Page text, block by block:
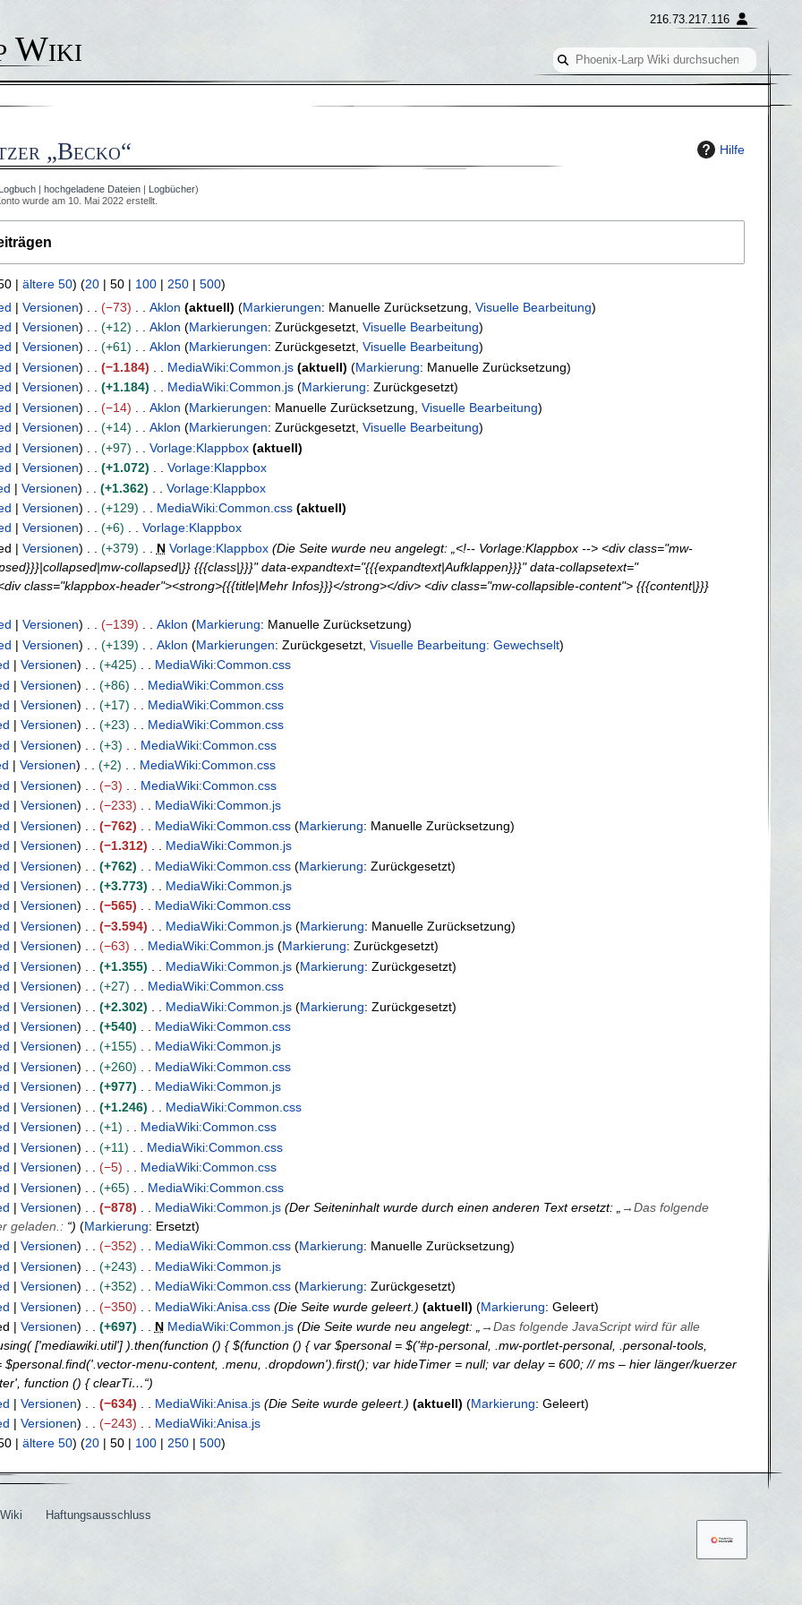
Wiki
216.73.217.116
Hilfe
„Becko“
hochgeladene Dateien
Logbücher
wurde am 10. Mai 2022 erstellt.
| ältere 50) (20| 50| 100| 250| 500)
Versionen −73
Aklon
aktuell Markierungen: Manuelle Zurücksetzung Visuelle Bearbeitung
Versionen +12
Aklon
Markierungen: Zurückgesetzt Visuelle Bearbeitung
Versionen +61
Aklon
Markierungen: Zurückgesetzt Visuelle Bearbeitung
Versionen −1.184
MediaWiki:Common.js aktuell Markierung: Manuelle Zurücksetzung
Versionen +1.184
MediaWiki:Common.js Markierung: Zurückgesetzt
Versionen −14
Aklon
Markierungen: Manuelle Zurücksetzung Visuelle Bearbeitung
Versionen +14
Aklon
Markierungen: Zurückgesetzt Visuelle Bearbeitung
Versionen +97
Vorlage:Klappbox aktuell
Versionen +1.072
Vorlage:Klappbox
Versionen +1.362
Vorlage:Klappbox
Versionen +129
MediaWiki:Common.css aktuell
Versionen +6
Vorlage:Klappbox
Versionen +379 N Vorlage:Klappbox Die Seite wurde neu angelegt: „<!-- Vorlage:Klappbox --> <div class="mw-
collapsed|}} {{{class|}}}" data-expandtext="{{{expandtext|Aufklappen}}}" data-collapsetext="
class="klappbox-header"><strong>{{{title|Mehr Infos}}}</strong></div> <div class="mw-collapsible-content"> {{{content|}}}
Versionen −139
Aklon
Markierung: Manuelle Zurücksetzung
Versionen +139
Aklon
Markierungen: Zurückgesetzt Visuelle Bearbeitung: Gewechselt
Versionen +425
MediaWiki:Common.css
Versionen +86
MediaWiki:Common.css
Versionen +17
MediaWiki:Common.css
Versionen +23
MediaWiki:Common.css
Versionen +3
MediaWiki:Common.css
Versionen +2
MediaWiki:Common.css
Versionen −3
MediaWiki:Common.css
Versionen −233
MediaWiki:Common.js
Versionen −762
MediaWiki:Common.css Markierung: Manuelle Zurücksetzung
Versionen −1.312
MediaWiki:Common.js
Versionen +762
MediaWiki:Common.css Markierung: Zurückgesetzt
Versionen +3.773
MediaWiki:Common.js
Versionen −565
MediaWiki:Common.css
Versionen −3.594
MediaWiki:Common.js Markierung: Manuelle Zurücksetzung
Versionen −63
MediaWiki:Common.js Markierung: Zurückgesetzt
Versionen +1.355
MediaWiki:Common.js Markierung: Zurückgesetzt
Versionen +27
MediaWiki:Common.css
Versionen +2.302
MediaWiki:Common.js Markierung: Zurückgesetzt
Versionen +540
MediaWiki:Common.css
Versionen +155
MediaWiki:Common.js
Versionen +260
MediaWiki:Common.css
Versionen +977
MediaWiki:Common.js
Versionen +1.246
MediaWiki:Common.css
Versionen +1
MediaWiki:Common.css
Versionen +11
MediaWiki:Common.css
Versionen −5
MediaWiki:Common.css
Versionen +65
MediaWiki:Common.css
Versionen −878 MediaWiki:Common.js Der Seiteninhalt wurde durch einen anderen Text ersetzt: „ →Das folgende
geladen. : “ Markierung: Ersetzt
Versionen −352
MediaWiki:Common.css Markierung: Manuelle Zurücksetzung
Versionen +243
MediaWiki:Common.js
Versionen +352
MediaWiki:Common.css Markierung: Zurückgesetzt
Versionen −350 MediaWiki:Anisa.css Die Seite wurde geleert. aktuell Markierung: Geleert
Versionen +697 N MediaWiki:Common.js Die Seite wurde neu angelegt: „ →Das folgende JavaScript wird für alle
['mediawiki.util'] ).then(function () { $(function () { var $personal = $('#p-personal, .mw-portlet-personal, .personal-tools,
menu-content, .menu, .dropdown').first(); var hideTimer = null; var delay = 600; // ms – hier länger/kuerzer
function () { clearTi…“
Versionen −634 MediaWiki:Anisa.js Die Seite wurde geleert. aktuell Markierung: Geleert
Versionen −243
MediaWiki:Anisa.js
| ältere 50) (20| 50| 100| 250| 500)
Haftungsausschluss